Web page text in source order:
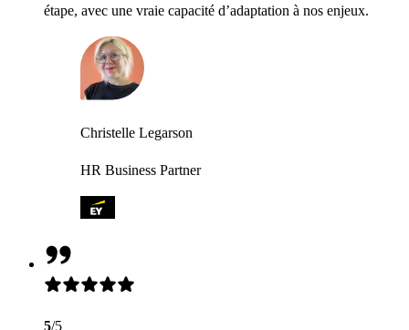
étape, avec une vraie capacité d’adaptation à nos enjeux.
Christelle Legarson
HR Business Partner
5/5